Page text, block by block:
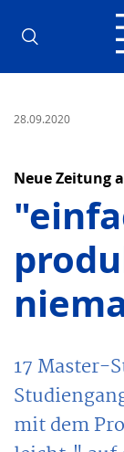
28.09.2020
Neue Zeitung
17 Master-
mit dem